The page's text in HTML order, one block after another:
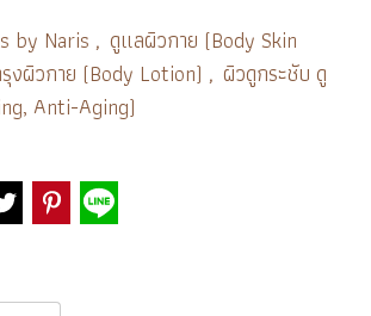
by Naris , ดูแลผิวกาย (Body Skin
งผิวกาย (Body Lotion) , ผิวดูกระชับ ดู
Anti-Aging)